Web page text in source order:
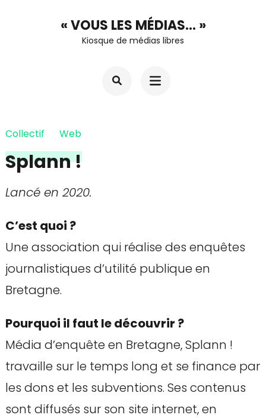
« VOUS LES MÉDIAS… »
Kiosque de médias libres
Collectif Web
Splann !
Lancé en 2020.
C’est quoi ?
Une association qui réalise des enquêtes
journalistiques d’utilité publique en
Bretagne.
Pourquoi il faut le découvrir ?
Média d’enquête en Bretagne, Splann !
travaille sur le temps long et se finance par
les dons et les subventions. Ses contenus
sont diffusés sur son site internet, en